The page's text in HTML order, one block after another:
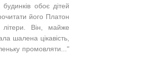
обоє дітей
його Платон
літери. Він, майже
шалена цікавість,
промовляти..."